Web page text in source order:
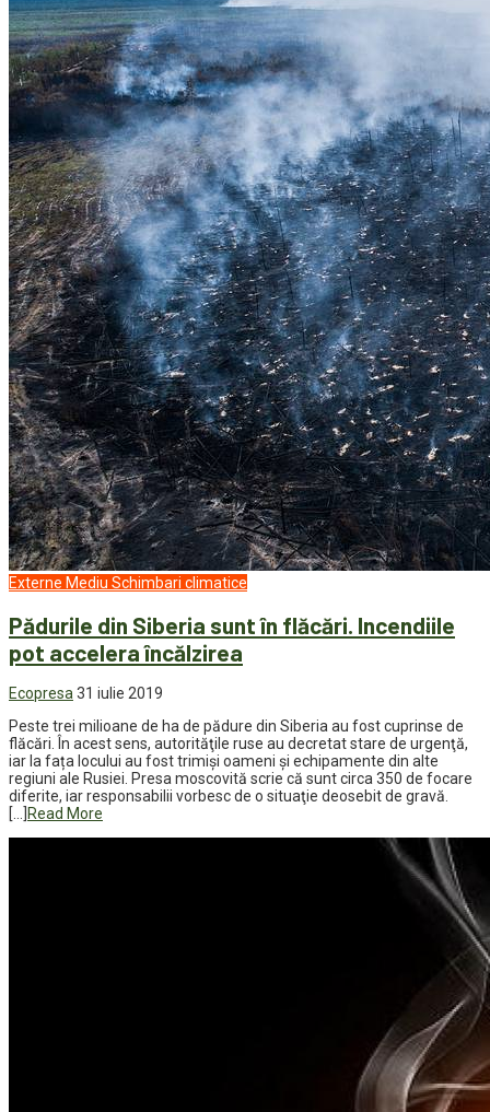
Externe Mediu Schimbari climatice
Pădurile din Siberia sunt în flăcări. Incendiile
pot accelera încălzirea
Ecopresa31 iulie 2019
Peste trei milioane de ha de pădure din Siberia au fost cuprinse de
flăcări. În acest sens, autorităţile ruse au decretat stare de urgenţă,
iar la fața locului au fost trimişi oameni şi echipamente din alte
regiuni ale Rusiei. Presa moscovită scrie că sunt circa 350 de focare
diferite, iar responsabilii vorbesc de o situaţie deosebit de gravă.
[…] Read More